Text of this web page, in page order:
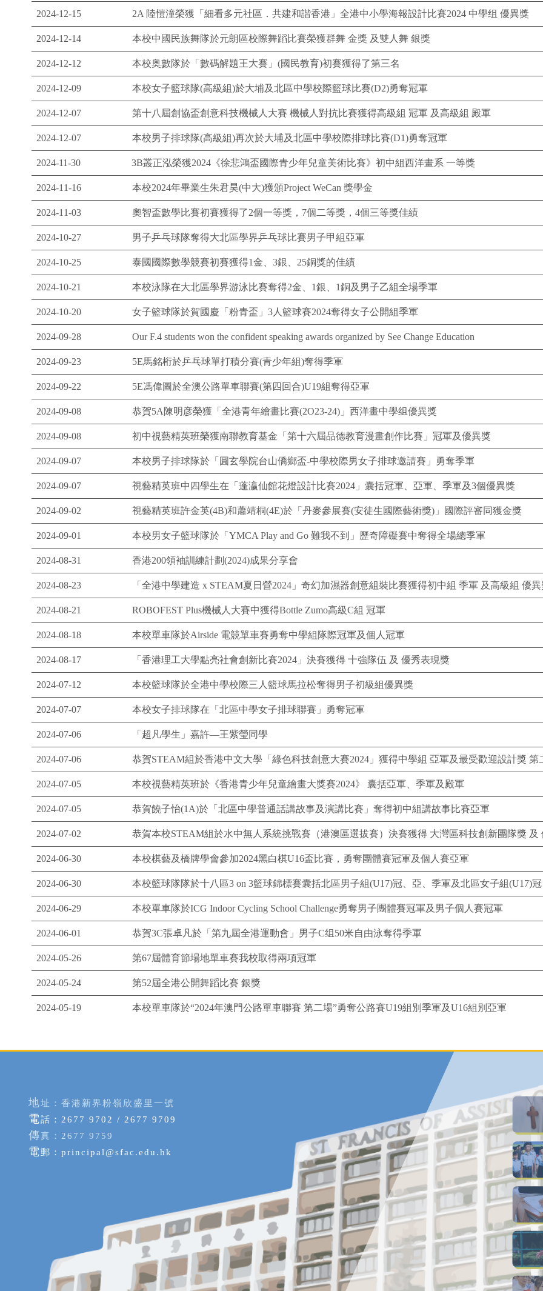
2024-12-15 2A 陸愷潼榮獲「細看多元社區．共建和諧香港」全港中小學海報設計比賽2024 中學组 優異獎
2024-12-14 本校中國民族舞隊於元朗區校際舞蹈比賽榮獲群舞 金獎 及雙人舞 銀獎
2024-12-12 本校奥數隊於「數碼解題王大賽」(國民教育)初賽獲得了第三名
2024-12-09 本校女子籃球隊(高級組)於大埔及北區中學校際籃球比賽(D2)勇奪冠軍
2024-12-07 第十八屆創協盃創意科技機械人大賽 機械人對抗比賽獲得高級組 冠軍 及高級組 殿軍
2024-12-07 本校男子排球隊(高級組)再次於大埔及北區中學校際排球比賽(D1)勇奪冠軍
2024-11-30 3B叢正泓榮獲2024《徐悲鴻盃國際青少年兒童美術比賽》初中組西洋畫系 一等獎
2024-11-16 本校2024年畢業生朱君昊(中大)獲頒Project WeCan 獎學金
2024-11-03 奧智盃數學比賽初賽獲得了2個一等獎，7個二等獎，4個三等獎佳績
2024-10-27 男子乒乓球隊奪得大北區學界乒乓球比賽男子甲組亞軍
2024-10-25 泰國國際數學競賽初賽獲得1金、3銀、25銅獎的佳績
2024-10-21 本校泳隊在大北區學界游泳比賽奪得2金、1銀、1銅及男子乙組全場季軍
2024-10-20 女子籃球隊於賀國慶「粉青盃」3人籃球賽2024奪得女子公開組季軍
2024-09-28 Our F.4 students won the confident speaking awards organized by See Change Education
2024-09-23 5E馬銘桁於乒乓球單打積分賽(青少年組)奪得季軍
2024-09-22 5E馮偉圖於全澳公路單車聯賽(第四回合)U19組奪得亞軍
2024-09-08 恭賀5A陳明彦榮獲「全港青年繪畫比賽(2O23-24)」西洋畫中學组優異獎
2024-09-08 初中視藝精英班榮獲南聯教育基金「第十六屆品德教育漫畫創作比賽」冠軍及優異獎
2024-09-07 本校男子排球隊於「圓玄學院台山僑鄉盃-中學校際男女子排球邀請賽」勇奪季軍
2024-09-07 視藝精英班中四學生在「蓬瀛仙館花燈設計比賽2024」囊括冠軍、亞軍、季軍及3個優異獎
2024-09-02 視藝精英班許金英(4B)和蕭靖桐(4E)於「丹麥參展賽(安徒生國際藝術獎)」國際評審同獲金獎
2024-09-01 本校男女子籃球隊於「YMCA Play and Go 難我不到」歷奇障礙賽中奪得全場總季軍
2024-08-31 香港200領袖訓練計劃(2024)成果分享會
2024-08-23 「全港中學建造 x STEAM夏日營2024」奇幻加濕器創意組裝比賽獲得初中組 季軍 及高級組 優
2024-08-21 ROBOFEST Plus機械人大賽中獲得Bottle Zumo高級C組 冠軍
2024-08-18 本校單車隊於Airside 電競單車賽勇奪中學組隊際冠軍及個人冠軍
2024-08-17 「香港理工大學點亮社會創新比賽2024」決賽獲得 十強隊伍 及 優秀表現獎
2024-07-12 本校籃球隊於全港中學校際三人籃球馬拉松奪得男子初級組優異獎
2024-07-07 本校女子排球隊在「北區中學女子排球聯賽」勇奪冠軍
2024-07-06 「超凡學生」嘉許—王紫瑩同學
2024-07-06 恭賀STEAM組於香港中文大學「綠色科技創意大賽2024」獲得中學組 亞軍及最受歡迎設計獎 第
2024-07-05 本校視藝精英班於《香港青少年兒童繪畫大獎賽2024》 囊括亞軍、季軍及殿軍
2024-07-05 恭賀饒子怡(1A)於「北區中學普通話講故事及演講比賽」奪得初中組講故事比賽亞軍
2024-07-02 恭賀本校STEAM組於水中無人系統挑戰賽（港澳區選拔賽）決賽獲得 大灣區科技創新團隊獎 及
2024-06-30 本校棋藝及橋牌學會參加2024黑白棋U16盃比賽，勇奪團體賽冠軍及個人賽亞軍
2024-06-30 本校籃球隊隊於十八區3 on 3籃球錦標賽囊括北區男子組(U17)冠、亞、季軍及北區女子組(U17)
2024-06-29 本校單車隊於ICG Indoor Cycling School Challenge勇奪男子團體賽冠軍及男子個人賽冠軍
2024-06-01 恭賀3C張卓凡於「第九屆全港運動會」男子C组50米自由泳奪得季軍
2024-05-26 第67屆體育節場地單車賽我校取得兩項冠軍
2024-05-24 第52屆全港公開舞蹈比賽 銀獎
2024-05-19 本校單車隊於“2024年澳門公路單車聯賽 第二場”勇奪公路賽U19組別季軍及U16組別亞軍
地址：香港新界粉嶺欣盛里一號
電話：2677 9702 / 2677 9709
傳真：2677 9759
電郵： principal@sfac.edu.hk